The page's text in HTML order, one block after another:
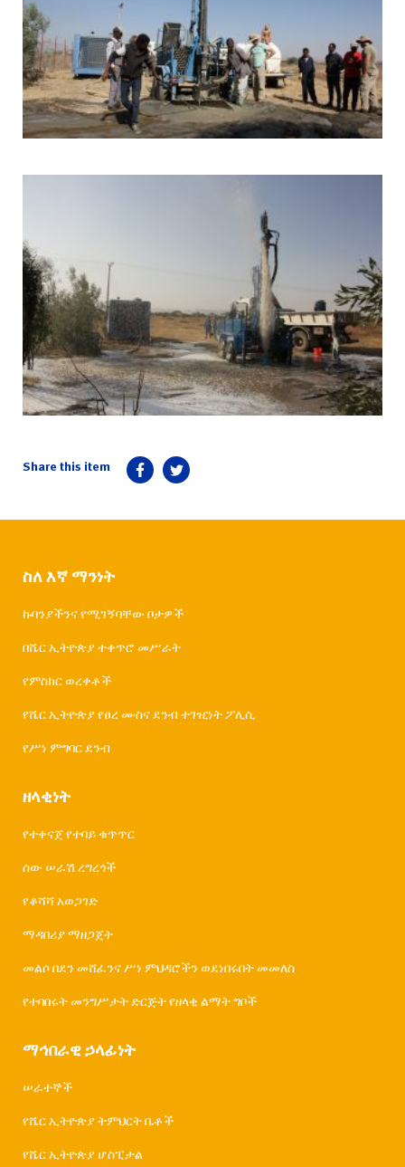
ስለ እኛ ማንነት
ኩባንያችንና የሚገኝባቸው ቦታዎች
በሼር ኢትዮጵያ ተቀጥሮ መሥራት
የምስክር ወረቀቶች
የሼር ኢትዮጵያ የፀረ ሙስና ደንብ ተገዢነት ፖሊሲ
የሥነ ምግባር ደንብ
ዘላቂነት
የተቀናጀ የተባይ ቁጥጥር
ሰው ሠራሽ ረግረጎች
የቆሻሻ አወጋገድ
ማዳበሪያ ማዘጋጀት
መልሶ በደን መሸፈንና ሥነ ምህዳሮችን ወደነበሩበት መመለስ
የተባበሩት መንግሥታት ድርጅት የዘላቂ ልማት ግቦች
ማኅበራዊ ኃላፊነት
ሠራተኞች
የሼር ኢትዮጵያ ትምህርት ቤቶች
የሼር ኢትዮጵያ ሆስፒታል